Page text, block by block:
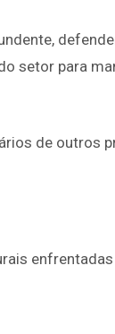
setor para
de outros